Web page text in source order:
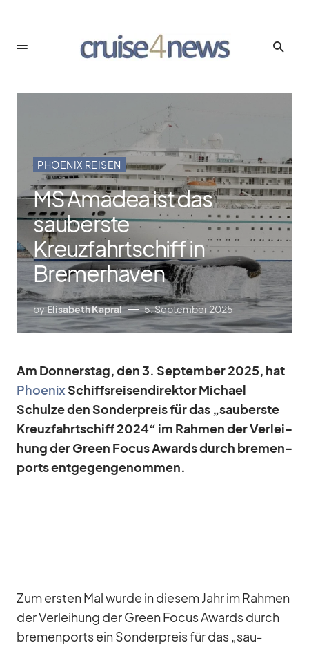
PHOENIX REISEN
MS Amadea ist das
sauberste
Kreuzfahrtschiff in
Bremerhaven
byElisabeth Kapral 5. September 2025
Am Don­ners­tag, den 3. Sep­tem­ber 2025, hat
Phoe­nixSchiffs­rei­sen­di­rek­tor Mi­chael
Schulze den Son­der­preis für das „sau­berste
Kreuz­fahrt­schiff 2024“ im Rah­men der Ver­lei­
hung der Green Fo­cus Awards durch bre­men­
ports ent­ge­gen­ge­nom­men.
Zum ers­ten Mal wurde in die­sem Jahr im Rah­men
der Ver­lei­hung der Green Fo­cus Awards durch
bre­men­ports ein Son­der­preis für das „sau­